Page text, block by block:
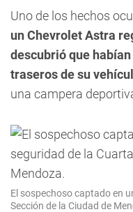
Uno de los hechos
un Chevrolet Astra
descubrió que
traseros de su
una campera
El sospechoso captado en
Sección de la Ciudad de